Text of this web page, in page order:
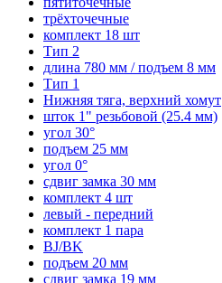
трёхточечные
комплект 18 шт
Тип 2
длина 780 мм / подъем 8 мм
Тип 1
Нижняя тяга, верхний хомут
шток 1" резьбовой (25.4 мм)
угол 30°
подъем 25 мм
угол 0°
сдвиг замка 30 мм
комплект 4 шт
левый - передний
комплект 1 пара
BJ/BK
подъем 20 мм
сдвиг замка 19 мм